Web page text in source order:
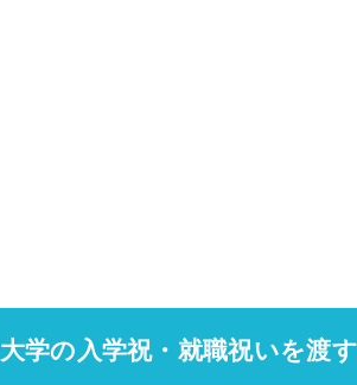
大学の入学祝・就職祝いを渡